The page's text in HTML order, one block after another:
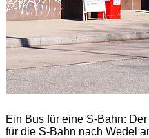
Ein Bus für eine S-Bahn:
für die S-Bahn nach Wedel